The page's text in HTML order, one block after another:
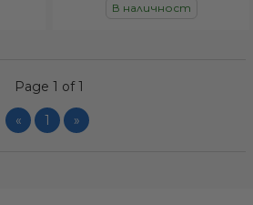
В наличност
Page 1 of 1
« 1 »